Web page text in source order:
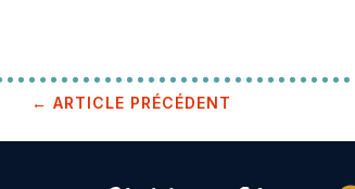
← ARTICLE PRÉCÉDENT